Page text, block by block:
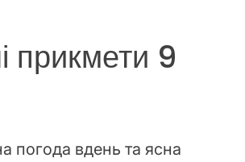
прикмети 9
погода вдень та ясна